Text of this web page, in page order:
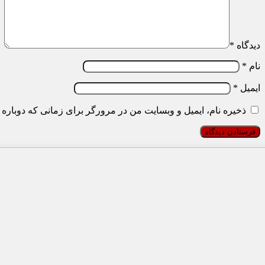
دیدگاه *
نام *
ایمیل *
ذخیره نام، ایمیل و وبسایت من در مرورگر برای زمانی که